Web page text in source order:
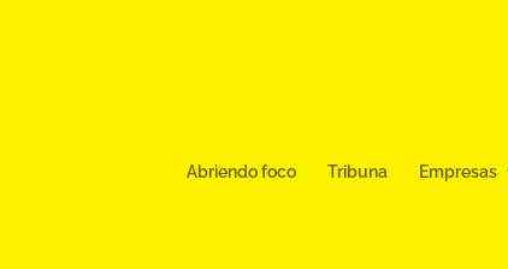
Abriendo foco Tribuna Empresas